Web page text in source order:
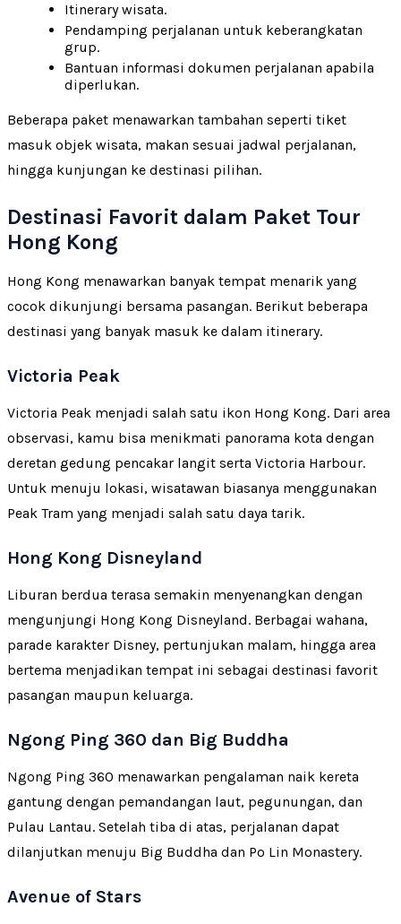
Itinerary wisata.
Pendamping perjalanan untuk keberangkatan
grup.
Bantuan informasi dokumen perjalanan apabila
diperlukan.
Beberapa paket menawarkan tambahan seperti tiket
masuk objek wisata, makan sesuai jadwal perjalanan,
hingga kunjungan ke destinasi pilihan.
Destinasi Favorit dalam Paket Tour
Hong Kong
Hong Kong menawarkan banyak tempat menarik yang
cocok dikunjungi bersama pasangan. Berikut beberapa
destinasi yang banyak masuk ke dalam itinerary.
Victoria Peak
Victoria Peak menjadi salah satu ikon Hong Kong. Dari area
observasi, kamu bisa menikmati panorama kota dengan
deretan gedung pencakar langit serta Victoria Harbour.
Untuk menuju lokasi, wisatawan biasanya menggunakan
Peak Tram yang menjadi salah satu daya tarik.
Hong Kong Disneyland
Liburan berdua terasa semakin menyenangkan dengan
mengunjungi Hong Kong Disneyland. Berbagai wahana,
parade karakter Disney, pertunjukan malam, hingga area
bertema menjadikan tempat ini sebagai destinasi favorit
pasangan maupun keluarga.
Ngong Ping 360 dan Big Buddha
Ngong Ping 360 menawarkan pengalaman naik kereta
gantung dengan pemandangan laut, pegunungan, dan
Pulau Lantau. Setelah tiba di atas, perjalanan dapat
dilanjutkan menuju Big Buddha dan Po Lin Monastery.
Avenue of Stars